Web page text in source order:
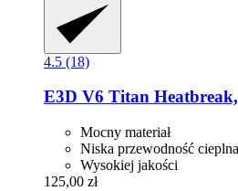
4.5 (18)
E3D V6 Titan
Mocny materiał
Niska przewodność cieplna
Wysokiej jakości
125,00 zł